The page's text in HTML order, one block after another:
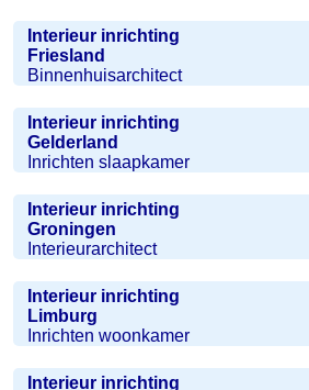
Interieur inrichting
Friesland
Binnenhuisarchitect
Interieur inrichting
Gelderland
Inrichten slaapkamer
Interieur inrichting
Groningen
Interieurarchitect
Interieur inrichting
Limburg
Inrichten woonkamer
Interieur inrichting